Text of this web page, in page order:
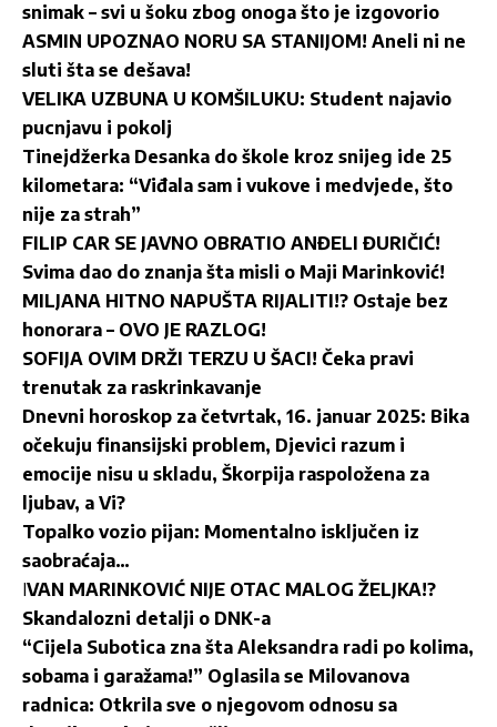
snimak – svi u šoku zbog onoga što je izgovorio
ASMIN UPOZNAO NORU SA STANIJOM! Aneli ni ne
sluti šta se dešava!
VELIKA UZBUNA U KOMŠILUKU: Student najavio
pucnjavu i pokolj
Tinejdžerka Desanka do škole kroz snijeg ide 25
kilometara: “Viđala sam i vukove i medvjede, što
nije za strah”
FILIP CAR SE JAVNO OBRATIO ANĐELI ĐURIČIĆ!
Svima dao do znanja šta misli o Maji Marinković!
MILJANA HITNO NAPUŠTA RIJALITI!? Ostaje bez
honorara – OVO JE RAZLOG!
SOFIJA OVIM DRŽI TERZU U ŠACI! Čeka pravi
trenutak za raskrinkavanje
Dnevni horoskop za četvrtak, 16. januar 2025: Bika
očekuju finansijski problem, Djevici razum i
emocije nisu u skladu, Škorpija raspoložena za
ljubav, a Vi?
Topalko vozio pijan: Momentalno isključen iz
saobraćaja…
IVAN MARINKOVIĆ NIJE OTAC MALOG ŽELJKA!?
Skandalozni detalji o DNK-a
“Cijela Subotica zna šta Aleksandra radi po kolima,
sobama i garažama!” Oglasila se Milovanova
radnica: Otkrila sve o njegovom odnosu sa